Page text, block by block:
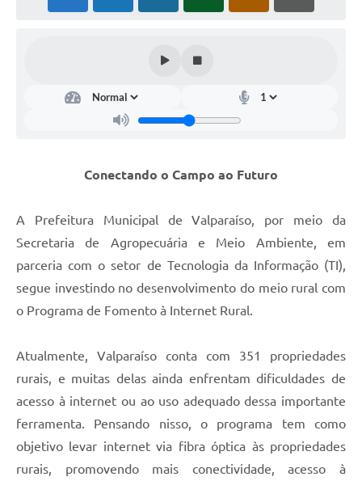
Audiências Públicas
Arquivos para Download
Carta de Serviços
Secretarias
Contas Públicas
Links
Telefones Úteis
Conectando o Campo ao Futuro
A Prefeitura Municipal de Valparaíso, por meio da
Secretaria de Agropecuária e Meio Ambiente, em
parceria com o setor de Tecnologia da Informação (TI),
segue investindo no desenvolvimento do meio rural com
o Programa de Fomento à Internet Rural.
Atualmente, Valparaíso conta com 351 propriedades
rurais, e muitas delas ainda enfrentam dificuldades de
acesso à internet ou ao uso adequado dessa importante
ferramenta. Pensando nisso, o programa tem como
objetivo levar internet via fibra óptica às propriedades
rurais, promovendo mais conectividade, acesso à